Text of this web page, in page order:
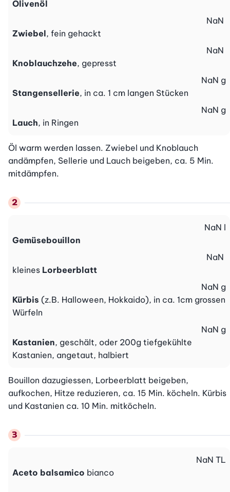
Olivenöl
Zwiebel, fein gehackt
NaN
Knoblauchzehe, gepresst
NaN
Stangensellerie, in ca. 1 cm langen Stücken
NaN g
Lauch, in Ringen
NaN g
Öl warm werden lassen. Zwiebel und Knoblauch
andämpfen, Sellerie und Lauch beigeben, ca. 5 Min.
mitdämpfen.
Gemüsebouillon
NaN l
kleines Lorbeerblatt
NaN
Kürbis (z.B. Halloween, Hokkaido), in ca. 1cm grossen
Würfeln
NaN g
Kastanien, geschält, oder 200g tiefgekühlte
Kastanien, angetaut, halbiert
NaN g
Bouillon dazugiessen, Lorbeerblatt beigeben,
aufkochen, Hitze reduzieren, ca. 15 Min. köcheln. Kürbis
und Kastanien ca. 10 Min. mitköcheln.
Aceto balsamico bianco
NaN TL